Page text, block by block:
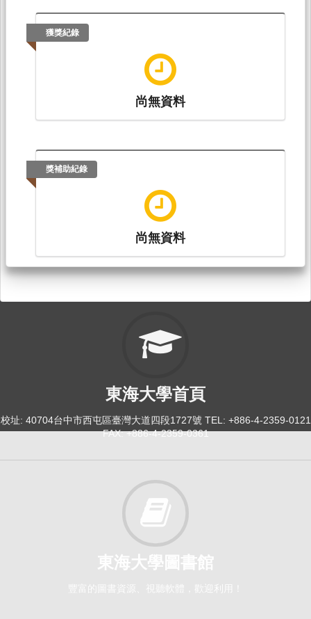
獲獎紀錄
尚無資料
獎補助紀錄
尚無資料
東海大學首頁
校址: 40704台中市西屯區臺灣大道四段1727號 TEL: +886-4-2359-0121
FAX: +886-4-2359-0361
東海大學圖書館
豐富的圖書資源、視聽軟體，歡迎利用！